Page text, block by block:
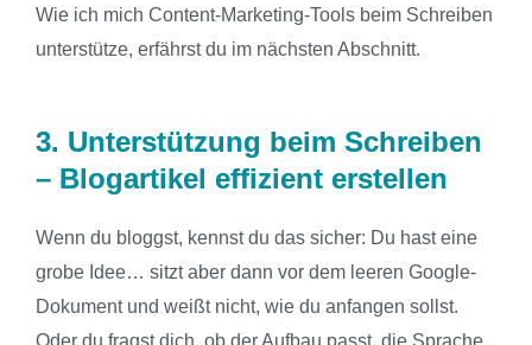
Wie ich mich Content-Marketing-Tools beim Schreiben
unterstütze, erfährst du im nächsten Abschnitt.
3. Unterstützung beim Schreiben
– Blogartikel effizient erstellen
Wenn du bloggst, kennst du das sicher: Du hast eine
grobe Idee… sitzt aber dann vor dem leeren Google-
Dokument und weißt nicht, wie du anfangen sollst.
Oder du fragst dich, ob der Aufbau passt, die Sprache